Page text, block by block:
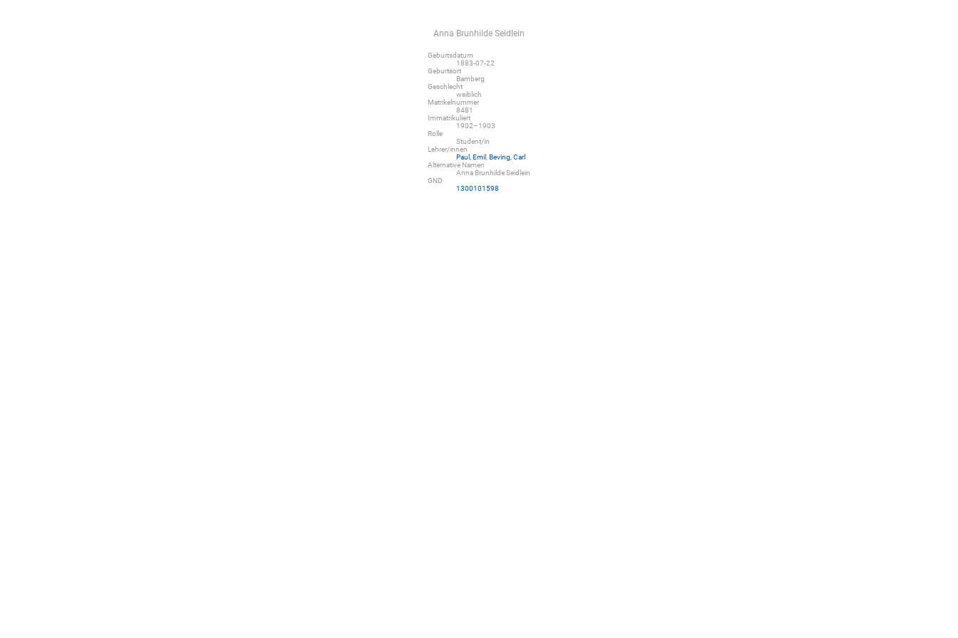
Anna Brunhilde Seidlein
Geburtsdatum
1883-07-22
Geburtsort
Bamberg
Geschlecht
weiblich
Matrikelnummer
8481
Immatrikuliert
1902–1903
Rolle
Student/in
Lehrer/innen
Paul, Emil Beving, Carl
Alternative Namen
Anna Brunhilde Seidlein
GND
1300101598